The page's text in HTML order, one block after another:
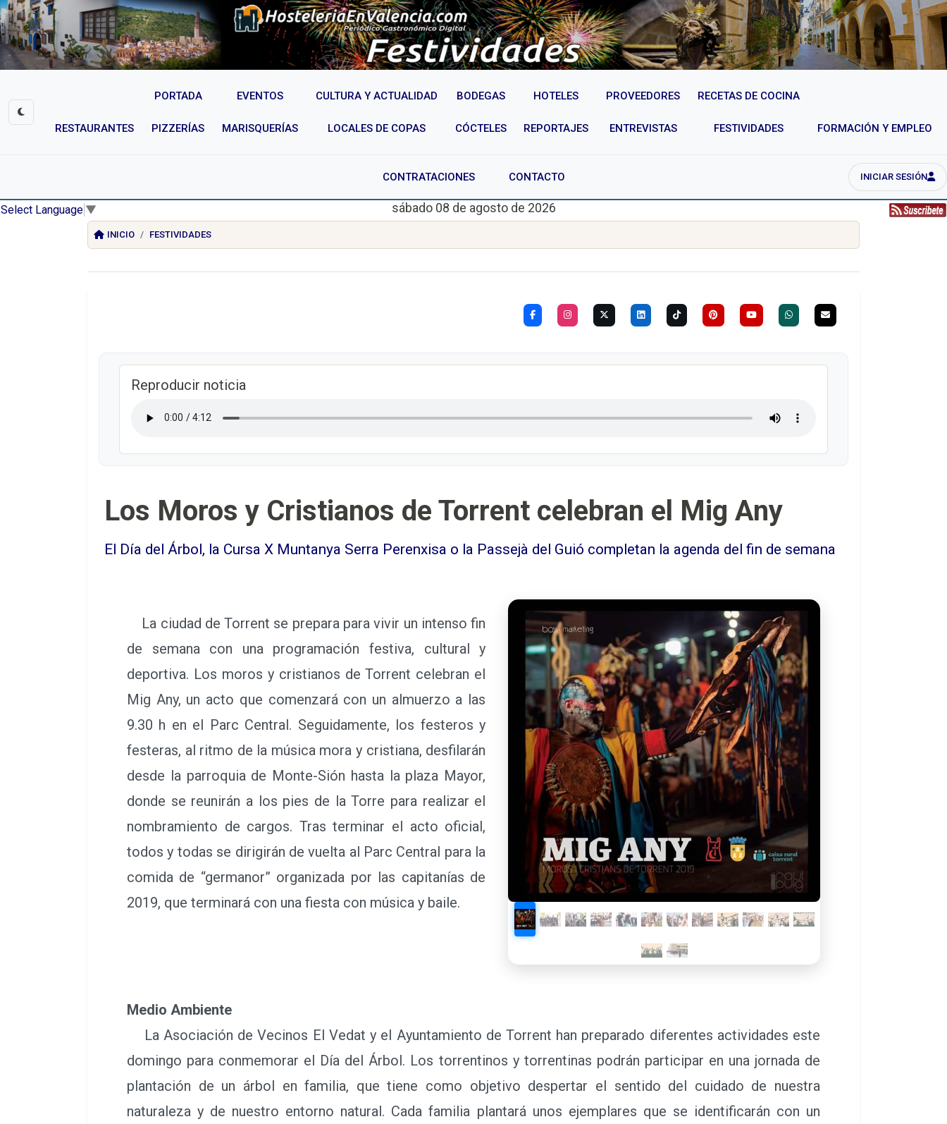
PORTADA EVENTOS CULTURA Y ACTUALIDAD BODEGAS HOTELES PROVEEDORES RECETAS DE COCINA
RESTAURANTES PIZZERÍAS MARISQUERÍAS LOCALES DE COPAS CÓCTELES REPORTAJES ENTREVISTAS FESTIVIDADES FORMACIÓN Y EMPLEO
CONTRATACIONES CONTACTO INICIAR SESIÓN
Select Language ▼ sábado 08 de agosto de 2026
INICIO FESTIVIDADES
Reproducir noticia
Los Moros y Cristianos de Torrent celebran el Mig Any
El Día del Árbol, la Cursa X Muntanya Serra Perenxisa o la Passejà del Guió completan la agenda del fin de semana
La ciudad de Torrent se prepara para vivir un intenso fin
de semana con una programación festiva, cultural y
deportiva. Los moros y cristianos de Torrent celebran el
Mig Any, un acto que comenzará con un almuerzo a las
9.30 h en el Parc Central. Seguidamente, los festeros y
festeras, al ritmo de la música mora y cristiana, desfilarán
desde la parroquia de Monte-Sión hasta la plaza Mayor,
donde se reunirán a los pies de la Torre para realizar el
nombramiento de cargos. Tras terminar el acto oficial,
todos y todas se dirigirán de vuelta al Parc Central para la
comida de “germanor” organizada por las capitanías de
2019, que terminará con una fiesta con música y baile.
Medio Ambiente
La Asociación de Vecinos El Vedat y el Ayuntamiento de Torrent han preparado diferentes actividades este
domingo para conmemorar el Día del Árbol. Los torrentinos y torrentinas podrán participar en una jornada de
plantación de un árbol en familia, que tiene como objetivo despertar el sentido del cuidado de nuestra
naturaleza y de nuestro entorno natural. Cada familia plantará unos ejemplares que se identificarán con un